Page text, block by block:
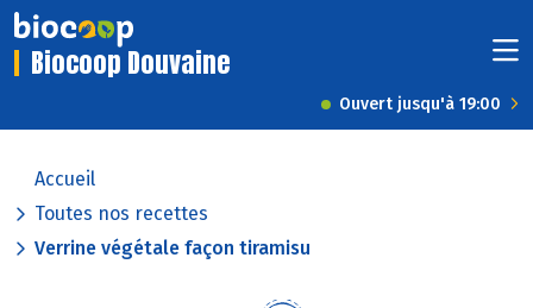
Biocoop Douvaine
Ouvert jusqu'à 19:00
Accueil
Toutes nos recettes
Verrine végétale façon tiramisu